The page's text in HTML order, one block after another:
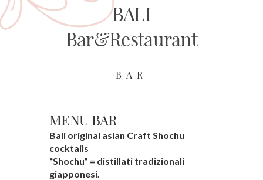
BALI
Bar&Restaurant
BAR
MENU BAR
Bali original asian Craft Shochu
cocktails
“Shochu” = distillati tradizionali
giapponesi.